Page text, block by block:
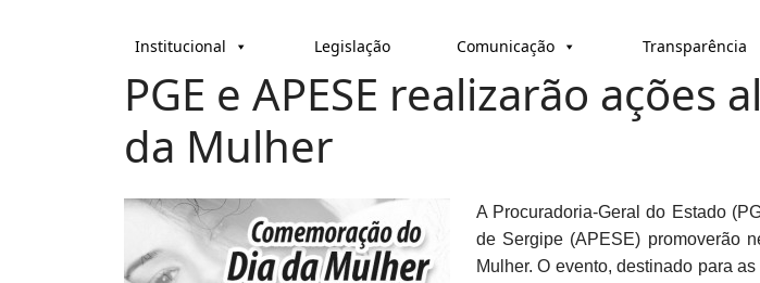
Institucional Legislação Comunicação Transparência
PGE e APESE realizarão
da Mulher
A Procuradoria-Geral do Estado
de Sergipe (APESE) promoverão
Mulher. O evento, destinado para